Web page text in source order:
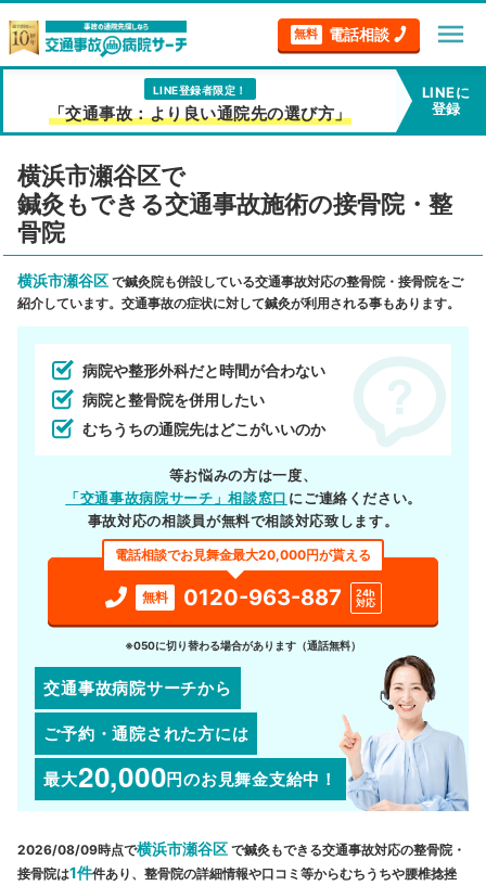
無料 電話相談 menu
LINE登録者限定！
「交通事故：より良い通院先の選び方」
LINEに
登録
横浜市瀬谷区で
鍼灸もできる交通事故施術の接骨院・整
骨院
横浜市瀬谷区 で鍼灸院も併設している交通事故対応の整骨院・接骨院をご
紹介しています。交通事故の症状に対して鍼灸が利用される事もあります。
病院や整形外科だと時間が合わない
病院と整骨院を併用したい
むちうちの通院先はどこがいいのか
等お悩みの方は一度、
「交通事故病院サーチ」相談窓口 にご連絡ください。
事故対応の相談員が無料で相談対応致します。
電話相談でお見舞金最大20,000円が貰える
無料 0120-963-887
24h
対応
※050に切り替わる場合があります（通話無料）
交通事故病院サーチから
ご予約・通院された方には
最大20,000円のお見舞金支給中！
2026/08/09時点で横浜市瀬谷区 で鍼灸もできる交通事故対応の整骨院・
接骨院は1件件あり、整骨院の詳細情報や口コミ等からむちうちや腰椎捻挫